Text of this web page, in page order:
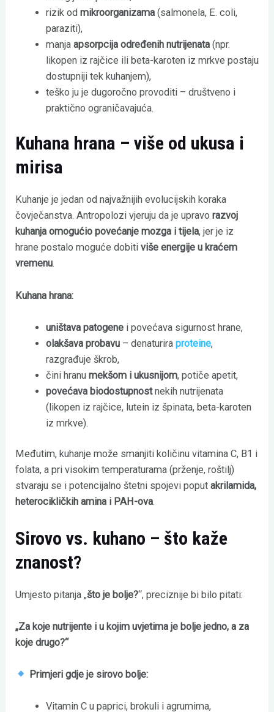
rizik od mikroorganizama(salmonela, E. coli,
paraziti),
manja apsorpcija određenih nutrijenata(npr.
likopen iz rajčice ili beta-karoten iz mrkve postaju
dostupniji tek kuhanjem),
teško ju je dugoročno provoditi – društveno i
praktično ograničavajuća.
Kuhana hrana – više od ukusa i
mirisa
Kuhanje je jedan od najvažnijih evolucijskih koraka
čovječanstva. Antropolozi vjeruju da je upravorazvoj
kuhanja omogućio povećanje mozga i tijela, jer je iz
hrane postalo moguće dobitiviše energije u kraćem
vremenu.
Kuhana hrana:
uništava patogenei povećava sigurnost hrane,
olakšava probavu – denaturira proteine,
razgrađuje škrob,
čini hranu mekšom i ukusnijom, potiče apetit,
povećava biodostupnostnekih nutrijenata
(likopen iz rajčice, lutein iz špinata, beta-karoten
iz mrkve).
Međutim, kuhanje može smanjiti količinu vitamina C, B1 i
folata, a pri visokim temperaturama (prženje, roštilj)
stvaraju se i potencijalno štetni spojevi poputakrilamida,
heterocikličkih amina i PAH-ova.
Sirovo vs. kuhano – što kaže
znanost?
Umjesto pitanja „što je bolje?“, preciznije bi bilo pitati:
„Za koje nutrijente i u kojim uvjetima je bolje jedno, a za
koje drugo?“
Primjeri gdje je sirovo bolje:
Vitamin C u paprici, brokuli i agrumima,